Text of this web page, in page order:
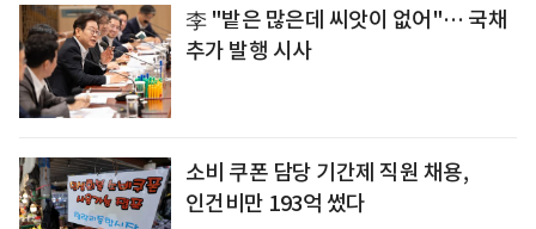
李 "밭은 많은데 씨앗이 없어"… 국채
추가 발행 시사
소비 쿠폰 담당 기간제 직원 채용,
인건비만 193억 썼다